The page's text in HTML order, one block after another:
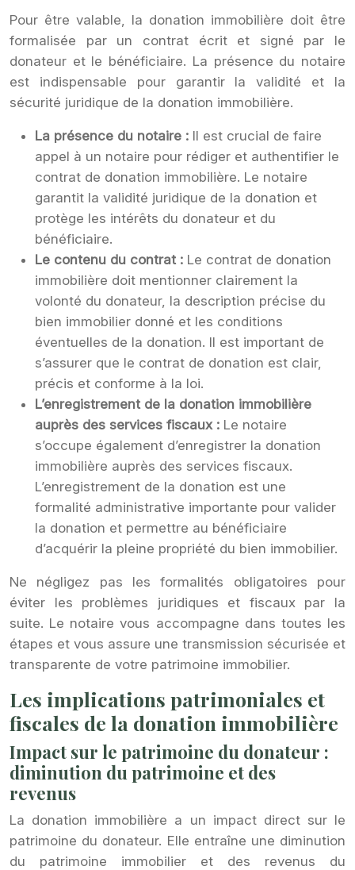
Pour être valable, la donation immobilière doit être
formalisée par un contrat écrit et signé par le
donateur et le bénéficiaire. La présence du notaire
est indispensable pour garantir la validité et la
sécurité juridique de la donation immobilière.
La présence du notaire : Il est crucial de faire
appel à un notaire pour rédiger et authentifier le
contrat de donation immobilière. Le notaire
garantit la validité juridique de la donation et
protège les intérêts du donateur et du
bénéficiaire.
Le contenu du contrat : Le contrat de donation
immobilière doit mentionner clairement la
volonté du donateur, la description précise du
bien immobilier donné et les conditions
éventuelles de la donation. Il est important de
s’assurer que le contrat de donation est clair,
précis et conforme à la loi.
L’enregistrement de la donation immobilière
auprès des services fiscaux : Le notaire
s’occupe également d’enregistrer la donation
immobilière auprès des services fiscaux.
L’enregistrement de la donation est une
formalité administrative importante pour valider
la donation et permettre au bénéficiaire
d’acquérir la pleine propriété du bien immobilier.
Ne négligez pas les formalités obligatoires pour
éviter les problèmes juridiques et fiscaux par la
suite. Le notaire vous accompagne dans toutes les
étapes et vous assure une transmission sécurisée et
transparente de votre patrimoine immobilier.
Les implications patrimoniales et
fiscales de la donation immobilière
Impact sur le patrimoine du donateur :
diminution du patrimoine et des
revenus
La donation immobilière a un impact direct sur le
patrimoine du donateur. Elle entraîne une diminution
du patrimoine immobilier et des revenus du